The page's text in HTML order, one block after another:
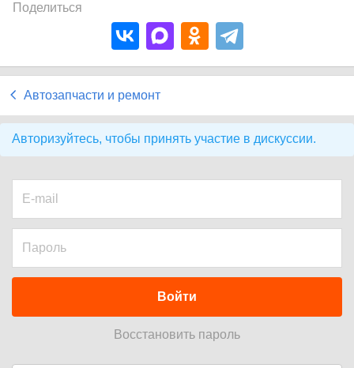
Поделиться
Автозапчасти и ремонт
Авторизуйтесь, чтобы принять участие в дискуссии.
Войти
Восстановить пароль